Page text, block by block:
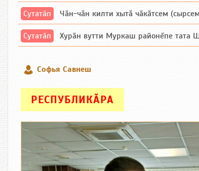
Сутатӑп Чăн-чăн килти хытă чăкăтсем
Сутатӑп Хурăн вутти Муркаш районĕпе тата
Софья Савнеш
РЕСПУБЛИКӐРА